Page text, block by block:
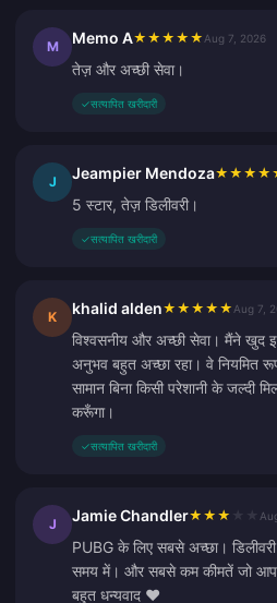
M Memo A★ ★ ★ ★ ★ Aug 7, 2026
तेज़ और अच्छी सेवा।
✓सत्यापित खरीदारी
J Jeampier Mendoza★ ★ ★ ★
5 स्टार, तेज़ डिलीवरी।
✓सत्यापित खरीदारी
K khalid alden★ ★ ★ ★ ★ Aug 7,
विश्वसनीय और अच्छी सेवा। मैंने खुद
अनुभव बहुत अच्छा रहा। वे नियमित
सामान बिना किसी परेशानी के जल्दी
करूँगा।
✓सत्यापित खरीदारी
J Jamie Chandler★ ★ ★
PUBG के लिए सबसे अच्छा।
समय में। और सबसे कम कीमतें जो
बहुत धन्यवाद ❤️